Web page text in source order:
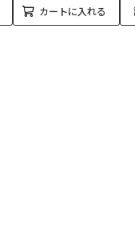
カートに入れる